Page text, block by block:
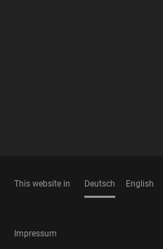
This website in Deutsch English
FOOTER
Impressum